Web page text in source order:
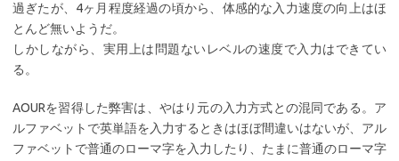
過ぎたが、4ヶ月程度経過の頃から、体感的な入力速度の向上はほ
とんど無いようだ。
しかしながら、実用上は問題ないレベルの速度で入力はできてい
る。
AOURを習得した弊害は、やはり元の入力方式との混同である。ア
ルファベットで英単語を入力するときはほぼ間違いはないが、アル
ファベットで普通のローマ字を入力したり、たまに普通のローマ字